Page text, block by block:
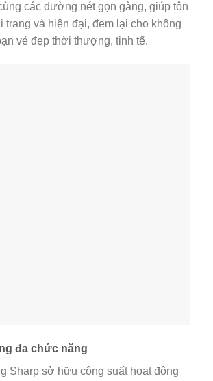
các đường nét gọn gàng, giúp tôn
trang và hiện đại, đem lại cho không
vẻ đẹp thời thượng, tinh tế.
đa chức năng
Sharp sở hữu công suất hoạt động